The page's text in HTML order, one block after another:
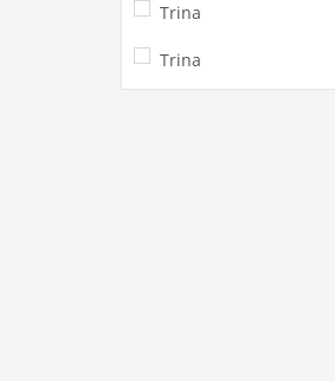
Trina
Trina